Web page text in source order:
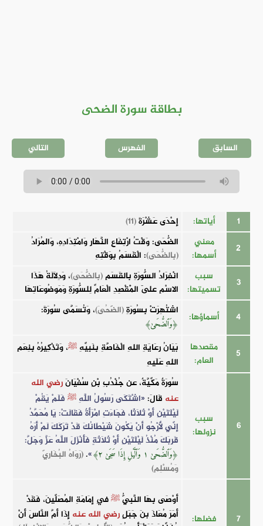
بطاقة سورة الضحى
التالي الفهرس السابق
1 أياتها: إِحْدَى عَشْرَةَ(11)
2
معني
أسمها:
الضُّحَى: وَقْتُ ارْتِفَاعِ النَّهَارِ وَامْتِدَادِهِ، وَالمُرَادُ
(بِالضُّحَى): الْقَسَمُ بِوَقْتِهِ
3
سبب
تسميتها:
انْفِرَادُ السُّورَةِ بِالقَسَمِ(بِالضُّحَى)، وَدِلَالَةُ هَذَا
الاسْمِ عَلَى الْمَقْصِدِ الْعَامِّ لِلسُّورَةِ وَمَوضُوعَاتِهَا
4 أسماؤها:
اشتُهِرَتْ بِسُورَةِ(الضّحُىَ)، وَتُسَمَّى سُورَةَ:
﴿وَٱلضُّحَىٰ﴾
5
مقصدها
العام:
بَيَانُ رِعَايَةِ اللهِ الْخَاصَّةِ بِنَبِيِّهِﷺ، وَتَذْكِيرُهُ بِنِعَمِ
اللهِ عَلَيهِ
6
سبب
نزولها:
سُورَةٌ مَكِّيَّةٌ، عن جُنْدُبِ بْنِ سُفْيَانَرضي الله
عنه قَالَ: «اشْتَكَى رَسُولُ اللَّهِﷺ فَلَمْ يَقُمْ
لَيْلَتَيْنِ أَوْ ثَلَاثًا، فَجَاءَتِ امْرَأَةٌ فَقَالَتْ: يَا مُحَمَّدُ
إِنِّي لَأَرْجُو أَنْ يَكُونَ شَيْطَانُكَ قَدْ تَرَكَكَ لَمْ أَرَهُ
قَرِبَكَ مُنْذُ لَيْلَتَيْنِ أَوْ ثَلَاثَةٍ فَأَنْزَلَ اللَّهُ عَزَّ وَجَلَّ:
﴿وَٱلضُّحَىٰ ١ وَٱلَّيۡلِ إِذَا سَجَىٰ ٢﴾ »
.(رَوَاهُ البُخَارِيّ
وَمُسْلِم)
7 فضلها:
أَوْصَى بِهَا النَّبِيُّﷺفِي إِمَامَةِ المُصَلِّينَ، فَقَدْ
أَمَرَ مُعَاذَ بنَ جَبَلٍرضي الله عنه إِذَا أَمَّ النَّاسَ أَنْ